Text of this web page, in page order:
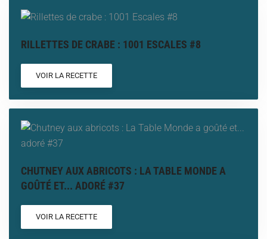
RILLETTES DE CRABE : 1001 ESCALES #8
VOIR LA RECETTE
CHUTNEY AUX ABRICOTS : LA TABLE MONDE A
GOÛTÉ ET... ADORÉ #37
VOIR LA RECETTE